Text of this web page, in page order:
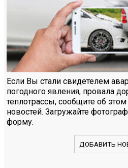
Если Вы стали свидетелем
погодного явления, провала
теплотрассы, сообщите об
новостей. Загружайте
форму.
ДОБАВИТЬ